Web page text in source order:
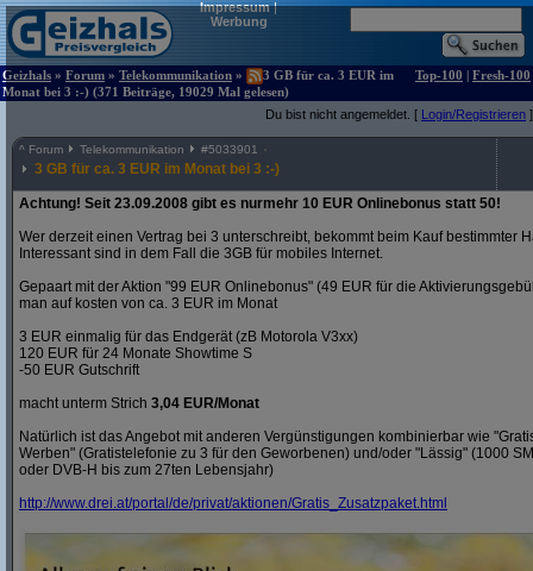
Impressum|
Werbung
Geizhals » Forum » Telekommunikation »
3 GB für ca. 3 EUR im
Monat bei 3 :-) (371 Beiträge, 19029 Mal gelesen)
Top-100 | Fresh-100
Du bist nicht angemeldet. [ Login/Registrieren ]
^ Forum Telekommunikation #5033901
3 GB für ca. 3 EUR im Monat bei 3 :-)
Achtung! Seit 23.09.2008 gibt es nurmehr 10 EUR Onlinebonus statt 50!
Wer derzeit einen Vertrag bei 3 unterschreibt, bekommt beim Kauf bestimmter
Interessant sind in dem Fall die 3GB für mobiles Internet.
Gepaart mit der Aktion "99 EUR Onlinebonus" (49 EUR für die
man auf kosten von ca. 3 EUR im Monat
3 EUR einmalig für das Endgerät (zB Motorola V3xx)
120 EUR für 24 Monate Showtime S
-50 EUR Gutschrift
macht unterm Strich 3,04 EUR/Monat
Natürlich ist das Angebot mit anderen Vergünstigungen kombinierbar wie
Werben" (Gratistelefonie zu 3 für den Geworbenen) und/oder "Lässig" (1000
oder DVB-H bis zum 27ten Lebensjahr)
http://www.drei.at/portal/de/privat/aktionen/Gratis_Zusatzpaket.html